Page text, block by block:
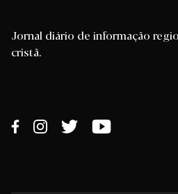
Jornal diário de informação
cristã.